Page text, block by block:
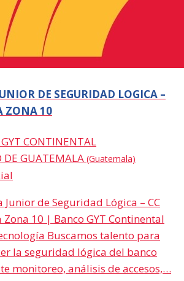
DE SEGURIDAD LOGICA –
ZONA 10
CONTINENTAL
DE GUATEMALA (Guatemala)
Junior de Seguridad Lógica – CC
10 | Banco GYT Continental
Buscamos talento para
la seguridad lógica del banco
monitoreo, análisis de accesos,…